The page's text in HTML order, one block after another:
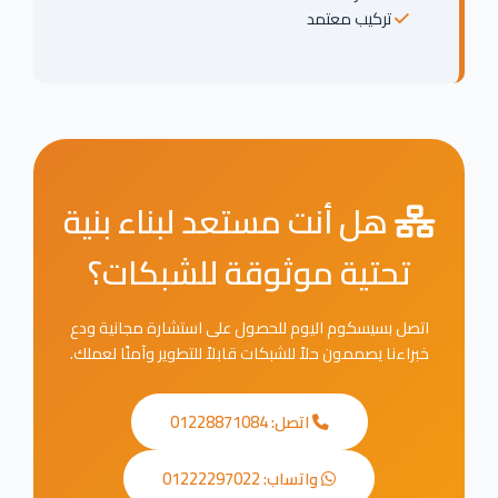
تركيب معتمد
هل أنت مستعد لبناء بنية
تحتية موثوقة للشبكات؟
اتصل بسيسكوم اليوم للحصول على استشارة مجانية ودع
خبراءنا يصممون حلاً للشبكات قابلاً للتطوير وآمنًا لعملك.
اتصل: 01228871084
واتساب: 01222297022